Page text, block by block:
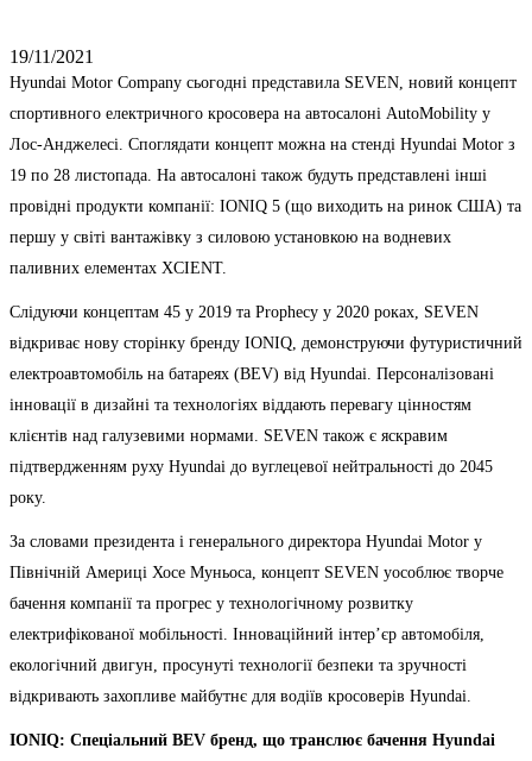
19/11/2021
Hyundai Motor Company сьогодні представила SEVEN, новий концепт
спортивного електричного кросовера на автосалоні AutoMobility у
Лос-Анджелесі. Споглядати концепт можна на стенді Hyundai Motor з
19 по 28 листопада. На автосалоні також будуть представлені інші
провідні продукти компанії: IONIQ 5 (що виходить на ринок США) та
першу у світі вантажівку з силовою установкою на водневих
паливних елементах XCIENT.
Слідуючи концептам 45 у 2019 та Prophecy у 2020 роках, SEVEN
відкриває нову сторінку бренду IONIQ, демонструючи футуристичний
електроавтомобіль на батареях (BEV) від Hyundai. Персоналізовані
інновації в дизайні та технологіях віддають перевагу цінностям
клієнтів над галузевими нормами. SEVEN також є яскравим
підтвердженням руху Hyundai до вуглецевої нейтральності до 2045
року.
За словами президента і генерального директора Hyundai Motor у
Північній Америці Хосе Муньоса, концепт SEVEN уособлює творче
бачення компанії та прогрес у технологічному розвитку
електрифікованої мобільності. Інноваційний інтер’єр автомобіля,
екологічний двигун, просунуті технології безпеки та зручності
відкривають захопливе майбутнє для водіїв кросоверів Hyundai.
IONIQ: Спеціальний BEV бренд, що транслює бачення Hyundai